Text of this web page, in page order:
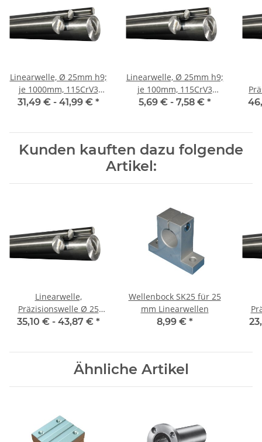
Linearwelle, Ø 25mm h9;
je 1000mm, 115CrV3
geschliffen und poliert
31,49 € - 41,99 € *
Linearwelle, Ø 25mm h9;
je 100mm, 115CrV3
geschliffen und poliert
5,69 € - 7,58 € *
Kunden kauften dazu folgende
Artikel:
Linearwelle,
Präzisionswelle Ø 25
mm, 1500 mm, gehärtet
35,10 € - 43,87 € *
Wellenbock SK25 für 25
mm Linearwellen
8,99 € *
Ähnliche Artikel